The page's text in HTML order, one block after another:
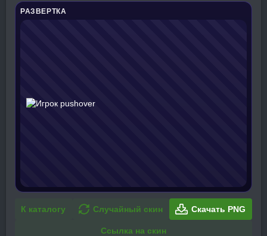
РАЗВЕРТКА
К каталогу Случайный скин Скачать PNG
Ссылка на скин